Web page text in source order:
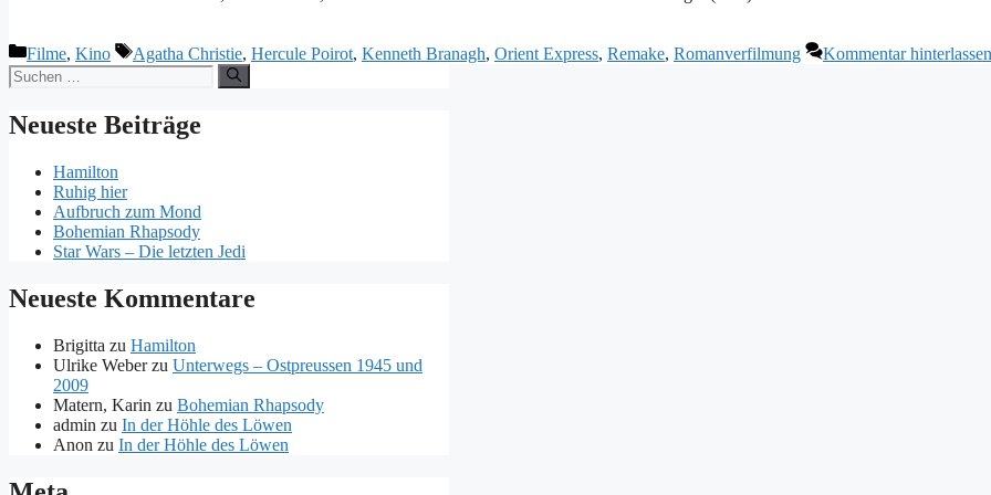
Kategorien
Filme, Kino Schlagwörter
Agatha Christie, Hercule Poirot, Kenneth Branagh, Orient Express, Remake, Romanverfilmung
Kommentar hinterlassen
Suchen
nach:
Neueste Beiträge
Hamilton
Ruhig hier
Aufbruch zum Mond
Bohemian Rhapsody
Star Wars – Die letzten Jedi
Neueste Kommentare
Brigitta zu Hamilton
Ulrike Weberzu Unterwegs – Ostpreussen 1945 und
2009
Matern, Karin zu Bohemian Rhapsody
admin zu In der Höhle des Löwen
Anon zu In der Höhle des Löwen